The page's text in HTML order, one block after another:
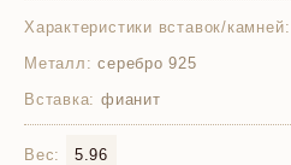
Характеристики вставок/камней:
Металл: серебро 925
Вставка: фианит
Вес: 5.96